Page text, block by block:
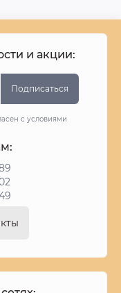
и акции:
Подписаться
с условиями